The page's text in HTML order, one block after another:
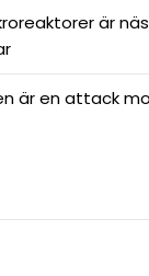
är
är en attack